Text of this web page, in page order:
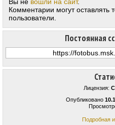
Лицензия:
Опубликовано
Подробная
Постоянная
Комментарии могут оставлять
пользователи.